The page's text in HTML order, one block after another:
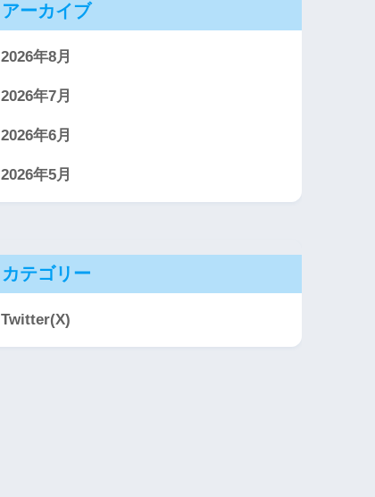
アーカイブ
2026年8月
2026年7月
2026年6月
2026年5月
カテゴリー
Twitter(X)